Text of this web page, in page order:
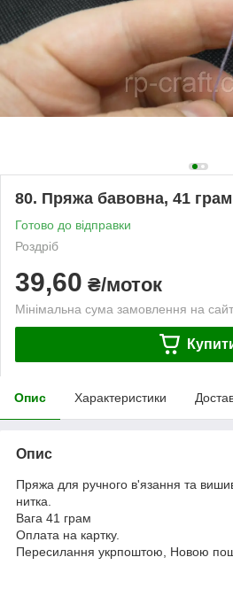
80. Пряжа бавовна, 41
Готово до відправки
Роздріб
39,60 ₴/моток
Мінімальна сума замовлення на
Опис Характеристики
Опис
Пряжа для ручного в'язання та
нитка.
Вага 41 грам
Оплата на картку.
Пересилання укрпоштою, Новою